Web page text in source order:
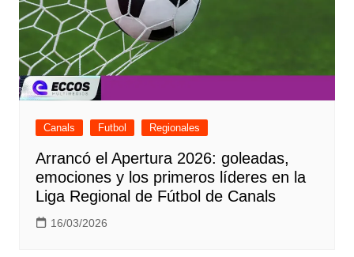
Canals Futbol Regionales
Arrancó el Apertura 2026: goleadas,
emociones y los primeros líderes en la
Liga Regional de Fútbol de Canals
16/03/2026